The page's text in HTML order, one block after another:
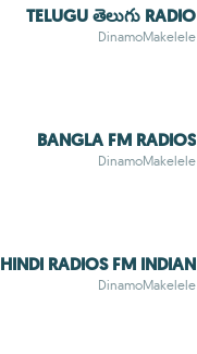
TELUGU తెలుగు RADIO
DinamoMakelele
BANGLA FM RADIOS
DinamoMakelele
HINDI RADIOS FM INDIAN
DinamoMakelele